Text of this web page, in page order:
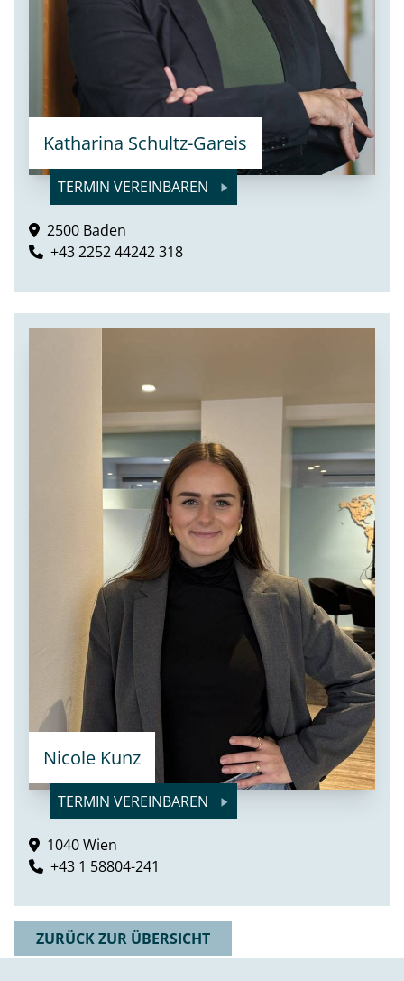
Katharina Schultz-Gareis
TERMIN VEREINBAREN
2500 Baden
+43 2252 44242 318
Nicole Kunz
TERMIN VEREINBAREN
1040 Wien
+43 1 58804-241
ZURÜCK ZUR ÜBERSICHT